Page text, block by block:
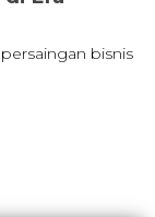
bisnis